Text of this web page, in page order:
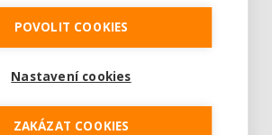
protein již nějakou dobu rezonuje
POVOLIT COOKIES
Nastavení cookies
ZAKÁZAT COOKIES